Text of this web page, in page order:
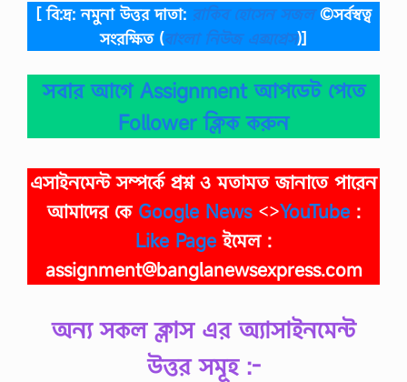
[ বি:দ্র: নমুনা উত্তর দাতা: রাকিব হোসেন সজল©সর্বস্বত্ব
সংরক্ষিত (বাংলা নিউজ এক্সপ্রেস)]
সবার আগে Assignment আপডেট পেতে
Follower ক্লিক করুন
এসাইনমেন্ট সম্পর্কে প্রশ্ন ও মতামত জানাতে পারেন
আমাদের কে Google News<>YouTube :
Like Page ইমেল :
assignment@banglanewsexpress.com
অন্য সকল ক্লাস এর অ্যাসাইনমেন্ট
উত্তর সমূহ :-